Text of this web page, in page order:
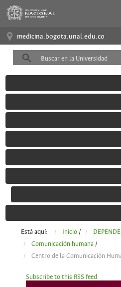
medicina.bogota.unal.edu.co
Está aquí: Inicio /
Comunicación humana /
Centro de la Comunicación
Subscribe to this RSS feed